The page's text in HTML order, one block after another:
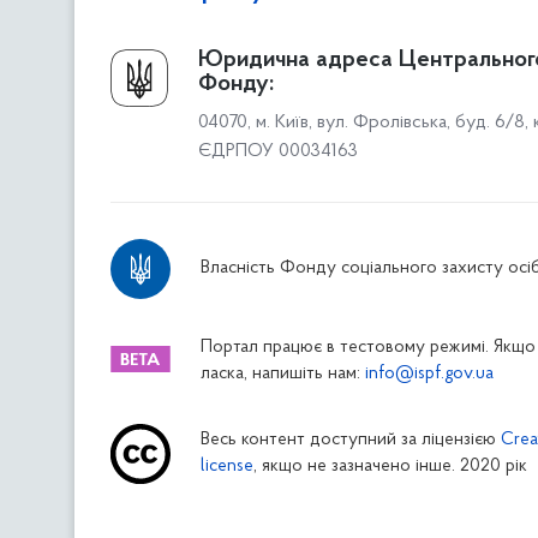
Про Фонд
Керівництво
Структура Фонду
Територіальні відділення
Дніпропетровське відділення
Житомирське відділення
Закарпатське відділення
Запорізьке відділення
Івано-Франківське відділення
Юридична адреса
Фонду:
04070, м. Київ, вул. Фролівська, буд. 6/8,
ЄДРПОУ 00034163
Власність Фонду соціального захисту
Портал працює в тестовому режимі.
ласка, напишіть нам: info@ispf.gov.ua
Весь контент доступний за ліцензією
license, якщо не зазначено інше. 2020 рік